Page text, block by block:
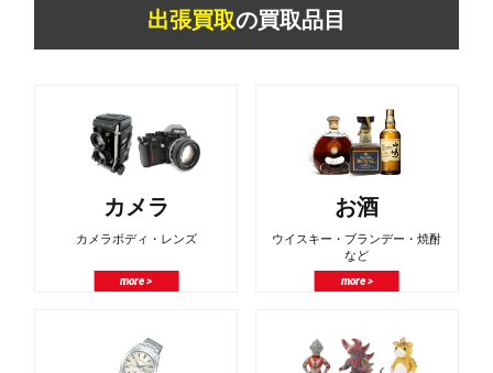
出張買取の買取品目
カメラ
カメラボディ・レンズ
more >
お酒
ウイスキー・ブランデー・焼酎
など
more >